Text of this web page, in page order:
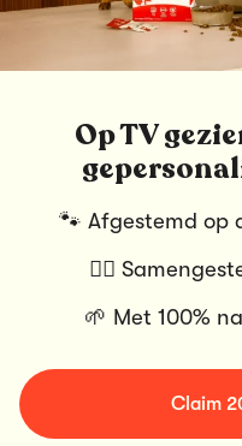
Op TV
🐾 Afgestemd op
👩‍⚕️
🌱 Met 100%
Claim